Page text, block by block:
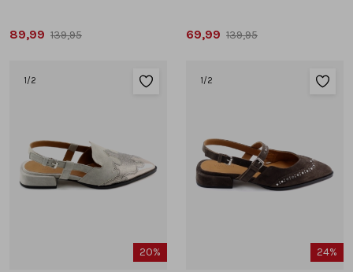
89,99 139,95 69,99 139,95
1 /2
20%
1 /2
24%